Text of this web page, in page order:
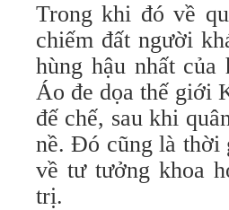
Trong khi đó về
chiếm đất người
hùng hậu nhất
Áo đe dọa thế giới
đế chế, sau khi
nề. Đó cũng là thời
về tư tưởng khoa
trị.